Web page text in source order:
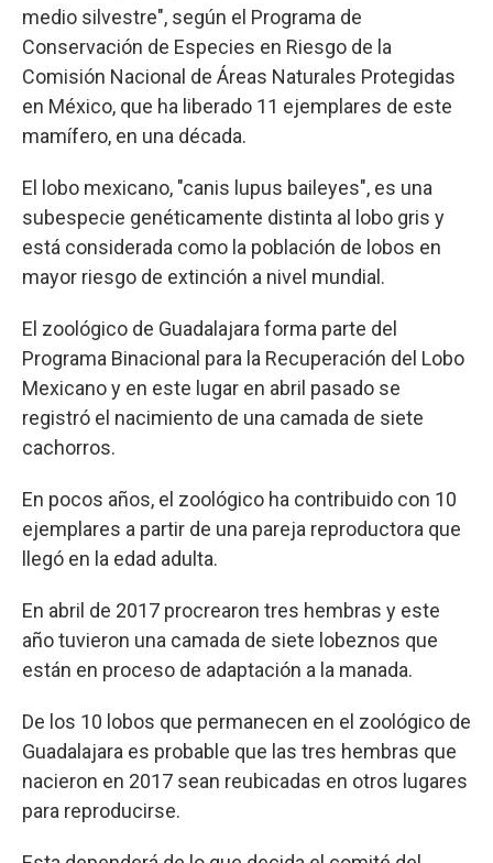
medio silvestre", según el Programa de
Conservación de Especies en Riesgo de la
Comisión Nacional de Áreas Naturales Protegidas
en México, que ha liberado 11 ejemplares de este
mamífero, en una década.
El lobo mexicano, "canis lupus baileyes", es una
subespecie genéticamente distinta al lobo gris y
está considerada como la población de lobos en
mayor riesgo de extinción a nivel mundial.
El zoológico de Guadalajara forma parte del
Programa Binacional para la Recuperación del Lobo
Mexicano y en este lugar en abril pasado se
registró el nacimiento de una camada de siete
cachorros.
En pocos años, el zoológico ha contribuido con 10
ejemplares a partir de una pareja reproductora que
llegó en la edad adulta.
En abril de 2017 procrearon tres hembras y este
año tuvieron una camada de siete lobeznos que
están en proceso de adaptación a la manada.
De los 10 lobos que permanecen en el zoológico de
Guadalajara es probable que las tres hembras que
nacieron en 2017 sean reubicadas en otros lugares
para reproducirse.